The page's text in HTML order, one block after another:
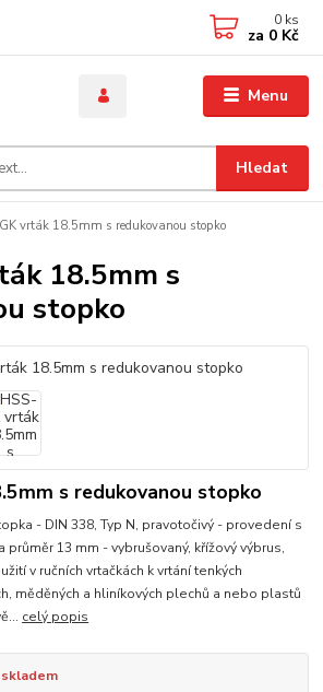
Menu
Hledat
0 ks
za 0 Kč
vrták 18.5mm s redukovanou stopko
18.5mm s
stopko
s redukovanou stopko
- DIN 338, Typ N, pravotočivý - provedení s
13 mm - vybrušovaný, křížový výbrus,
v ručních vrtačkách k vrtání tenkých
měděných a hliníkových plechů a nebo plastů
celý popis
skladem